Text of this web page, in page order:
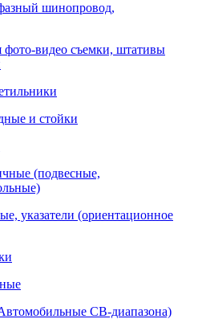
шинопровод,
видео съемки, штативы
и стойки
(подвесные,
указатели (ориентационное
СВ-диапазона)